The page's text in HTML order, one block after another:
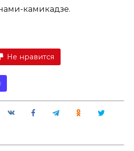
камикадзе.
Не нравится